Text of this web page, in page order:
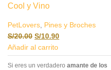
Cool y Vino
PetLovers, Pines y Broches
S/20.00 S/10.90
Añadir al carrito
Si eres un verdadero amante de los